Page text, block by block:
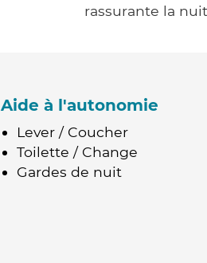
rassurante la
Aide à l'autonomie
Lever / Coucher
Toilette / Change
Gardes de nuit